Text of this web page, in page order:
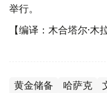
举行。
【编译：木合塔尔·木
黄金储备 哈萨克